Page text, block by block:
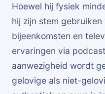
Hoewel hij fysiek
hij zijn stem
bijeenkomsten en
ervaringen via
aanwezigheid wordt
gelovige als niet-